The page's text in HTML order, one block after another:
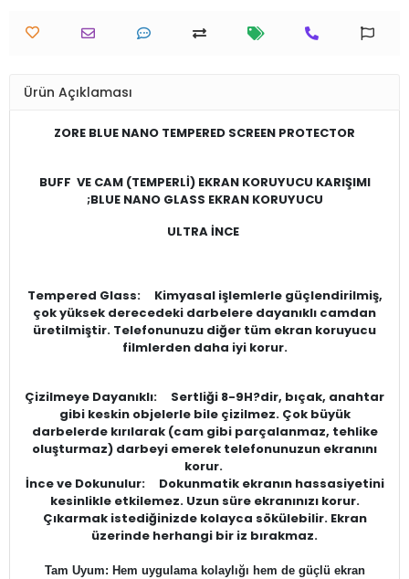
Ürün Açıklaması
ZORE BLUE NANO TEMPERED SCREEN PROTECTOR
BUFF VE CAM (TEMPERLİ) EKRAN KORUYUCU KARIŞIMI
;BLUE NANO GLASS EKRAN KORUYUCU
ULTRA İNCE
Tempered Glass: Kimyasal işlemlerle güçlendirilmiş,
çok yüksek derecedeki darbelere dayanıklı camdan
üretilmiştir. Telefonunuzu diğer tüm ekran koruyucu
filmlerden daha iyi korur.
Çizilmeye Dayanıklı: Sertliği 8-9H?dir, bıçak, anahtar
gibi keskin objelerle bile çizilmez. Çok büyük
darbelerde kırılarak (cam gibi parçalanmaz, tehlike
oluşturmaz) darbeyi emerek telefonunuzun ekranını
korur.
İnce ve Dokunulur: Dokunmatik ekranın hassasiyetini
kesinlikle etkilemez. Uzun süre ekranınızı korur.
Çıkarmak istediğinizde kolayca sökülebilir. Ekran
üzerinde herhangi bir iz bırakmaz.
Tam Uyum: Hem uygulama kolaylığı hem de güçlü ekran